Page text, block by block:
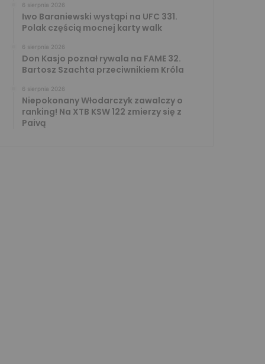
6 sierpnia 2026
Iwo Baraniewski wystąpi na UFC 331.
Polak częścią mocnej karty walk
6 sierpnia 2026
Don Kasjo poznał rywala na FAME 32.
Bartosz Szachta przeciwnikiem Króla
6 sierpnia 2026
Niepokonany Włodarczyk zawalczy o
ranking! Na XTB KSW 122 zmierzy się z
Paivą